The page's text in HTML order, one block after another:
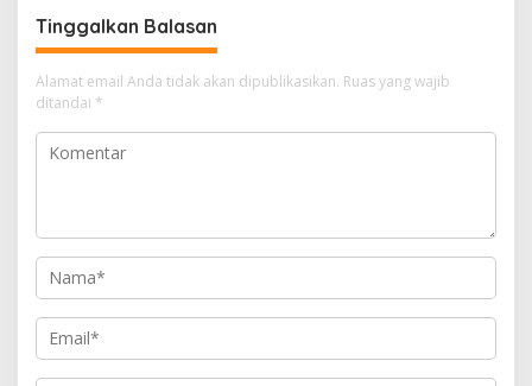
a
s
i
p
o
Tinggalkan Balasan
Alamat email Anda tidak akan dipublikasikan. Ruas yang wajib
ditandai *